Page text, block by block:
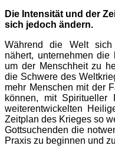
Die Intensität und der
sich jedoch ändern.
Während die Welt sich
nähert, unternehmen
um der Menschheit zu
die Schwere des
mehr Menschen mit der
können, mit Spiritueller
weiterentwickelten
Zeitplan des Krieges so
Gottsuchenden die
Praxis zu beginnen und